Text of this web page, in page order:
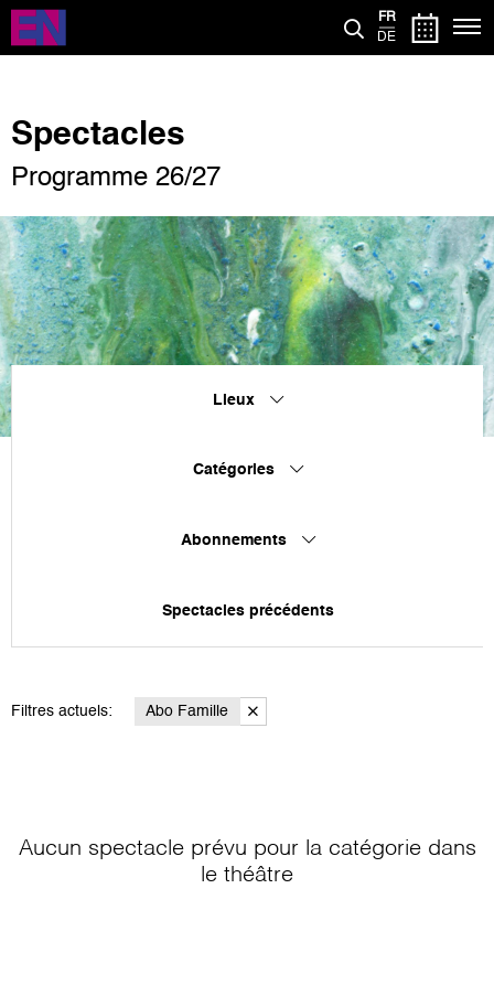
Aller
contenu
FR
DE
Spectacles
Programme 26/27
Lieux
Catégories
Abonnements
Spectacles précédents
Filtres actuels: Abo Famille
Aucun spectacle prévu pour la catégorie dans
le théâtre